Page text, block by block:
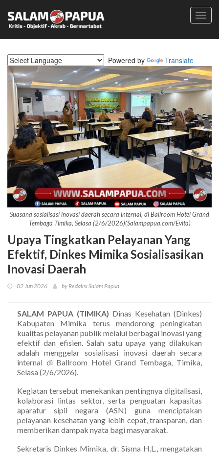
Powered by Translate
Suasana sosialisasi inovasi daerah secara internal, di Ballroom Hotel Grand
Tembaga Timika, Selasa (2/6/2026)(Salampapua.com/Evita)
Upaya Tingkatkan Pelayanan Yang
Efektif, Dinkes Mimika Sosialisasikan
Inovasi Daerah
02 Jun 2026 by Redaksi Salam Papua
SALAM PAPUA (TIMIKA) Dinas Kesehatan (Dinkes)
Kabupaten Mimika terus mendorong peningkatan
kualitas pelayanan publik melalui berbagai inovasi yang
efektif dan efisien. Salah satu upaya yang dilakukan
adalah menggelar sosialisasi inovasi daerah secara
internal di Ballroom Hotel Grand Tembaga, Timika,
Selasa (2/6/2026).
Kegiatan tersebut menekankan pentingnya digitalisasi,
kolaborasi lintas sektor, serta penguatan kapasitas
aparatur sipil negara (ASN) guna menciptakan
pelayanan kesehatan yang lebih cepat, transparan, dan
memberikan dampak nyata bagi masyarakat.
Sekretaris Dinkes Mimika, dr. Sisma H.L., mengatakan